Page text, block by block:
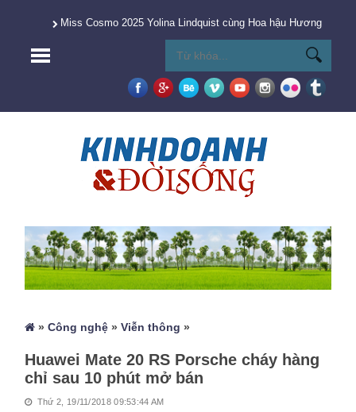
Miss Cosmo 2025 Yolina Lindquist cùng Hoa hậu Hương
»Công nghệ »Viễn thông »
Huawei Mate 20 RS Porsche cháy hàng
chỉ sau 10 phút mở bán
Thứ 2, 19/11/2018 09:53:44 AM